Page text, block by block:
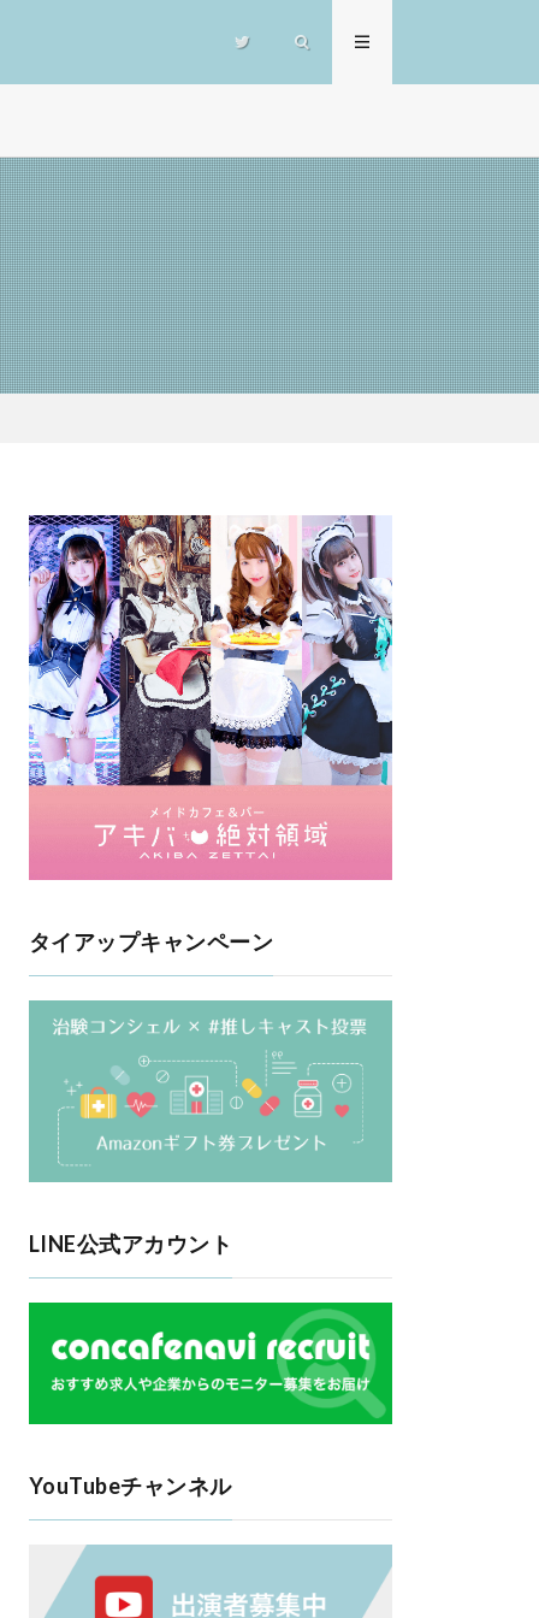
タイアップキャンペーン
LINE公式アカウント
YouTubeチャンネル